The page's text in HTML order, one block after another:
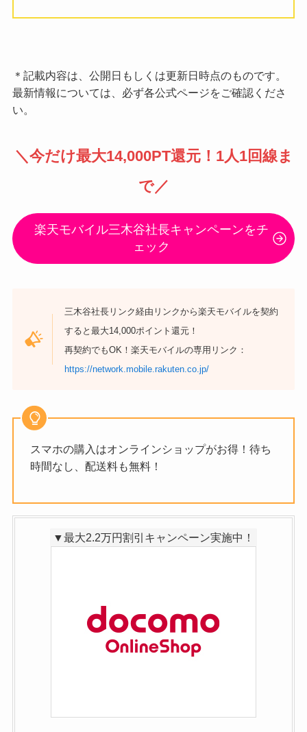
＊記載内容は、公開日もしくは更新日時点のものです。
最新情報については、必ず各公式ページをご確認くださ
い。
＼ 今だけ最大14,000PT還元！1人1回線ま
で／
楽天モバイル三木谷社長キャンペーンをチ
ェック
三木谷社長リンク経由リンクから楽天モバイルを契約
すると最大14,000ポイント還元！
再契約でもOK！楽天モバイルの専用リンク：
https://network.mobile.rakuten.co.jp/
スマホの購入はオンラインショップがお得！待ち
時間なし、配送料も無料！
▼最大2.2万円割引キャンペーン実施中！